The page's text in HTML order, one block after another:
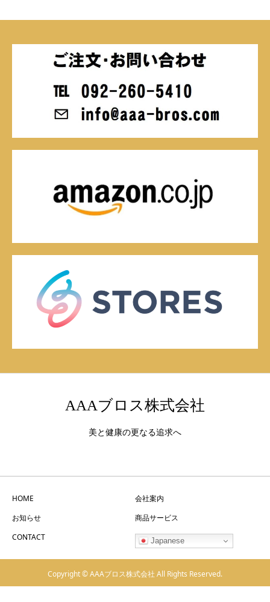
AAAブロス株式会社
美と健康の更なる追求へ
HOME
会社案内
お知らせ
商品サービス
CONTACT
Japanese
Copyright © AAAブロス株式会社 All Rights Reserved.
TEL MAIL SHARE